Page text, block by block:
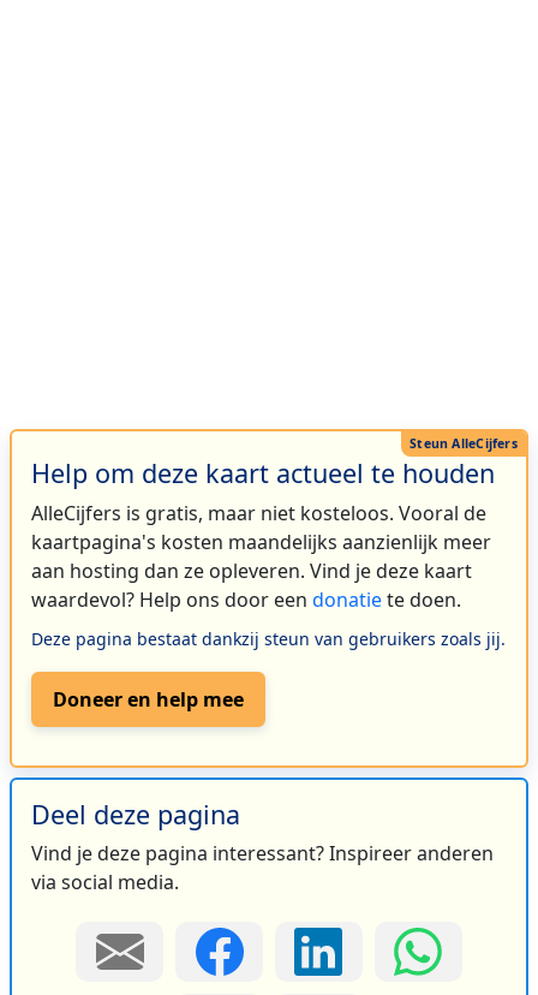
Help om deze kaart actueel te houden
AlleCijfers is gratis, maar niet kosteloos. Vooral de
kaartpagina's kosten maandelijks aanzienlijk meer
aan hosting dan ze opleveren. Vind je deze kaart
waardevol? Help ons door een donatiete doen.
Deze pagina bestaat dankzij steun van gebruikers zoals jij.
Doneer en help mee
Deel deze pagina
Vind je deze pagina interessant? Inspireer anderen
via social media.